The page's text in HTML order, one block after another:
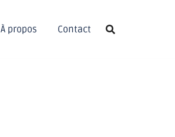
À propos Contact